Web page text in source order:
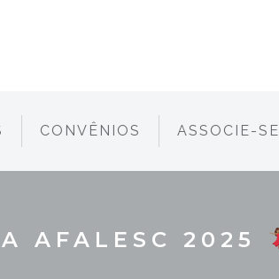
CONVÊNIOS ASSOCIE-SE
AFALESC 2025